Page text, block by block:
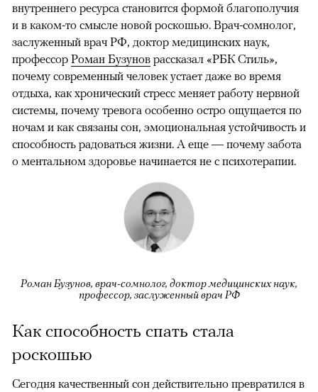
внутреннего ресурса становится формой благополучия
и в каком-то смысле новой роскошью. Врач-сомнолог,
заслуженный врач РФ, доктор медицинских наук,
профессор Роман Бузунов рассказал «‎РБК Стиль»‎,
почему современный человек устает даже во время
отдыха, как хронический стресс меняет работу нервной
системы, почему тревога особенно остро ощущается по
ночам и как связаны сон, эмоциональная устойчивость и
способность радоваться жизни. А еще — почему забота
о ментальном здоровье начинается не с психотерапии.
Роман Бузунов, врач-сомнолог, доктор медицинских наук,
профессор, заслуженный врач РФ
Как способность спать стала
роскошью
Сегодня качественный сон действительно превратился в